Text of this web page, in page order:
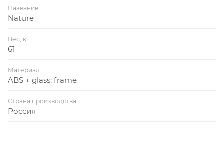
Название
Nature
Вес, кг
61
Материал
ABS + glass: frame
Страна производства
Россия